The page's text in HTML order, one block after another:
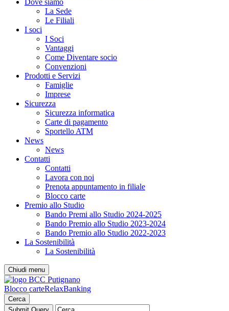
Dove siamo
La Sede
Le Filiali
I soci
I Soci
Vantaggi
Come Diventare socio
Convenzioni
Prodotti e Servizi
Famiglie
Imprese
Sicurezza
Sicurezza informatica
Carte di pagamento
Sportello ATM
News
News
Contatti
Contatti
Lavora con noi
Prenota appuntamento in filiale
Blocco carte
Premio allo Studio
Bando Premi allo Studio 2024-2025
Bando Premio allo Studio 2023-2024
Bando Premio allo Studio 2022-2023
La Sostenibilità
La Sostenibilità
Chiudi menu
Blocco carteRelaxBanking
Cerca